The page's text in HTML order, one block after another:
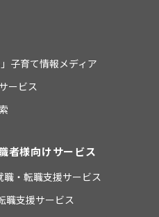
子育て情報メディア
ービス
者様向けサービス
・転職支援サービス
職支援サービス